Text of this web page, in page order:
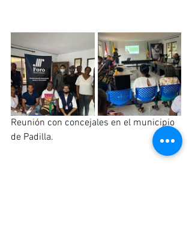
Reunión con concejales en el municipio
de Padilla.